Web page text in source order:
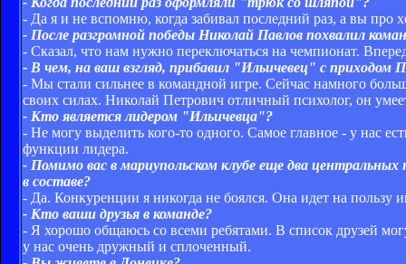
- Да я и не вспомню, когда забивал последний раз, а вы про
- После разгромной победы Николай Павлов похвалил
- Сказал, что нам нужно переключаться на чемпионат.
- В чем, на ваш взгляд, прибавил "Ильичевец" с приходом
- Мы стали сильнее в командной игре. Сейчас намного
своих силах. Николай Петрович отличный психолог, он
- Кто является лидером "Ильичевца"?
- Не могу выделить кого-то одного. Самое главное - у нас
функции лидера.
- Помимо вас в мариупольском клубе еще два
в составе?
- Да. Конкуренции я никогда не боялся. Она идет на пользу
- Кто ваши друзья в команде?
- Я хорошо общаюсь со всеми ребятами. В список друзей
у нас очень дружный и сплоченный.